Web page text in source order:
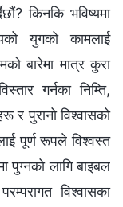
किनकि भविष्यमा
युगको कामलाई
बारेमा मात्र कुरा
गर्नका निम्ति,
र पुरानो विश्‍वासको
पूर्ण रूपले विश्‍वस्त
पुग्नको लागि बाइबल
विश्‍वासका